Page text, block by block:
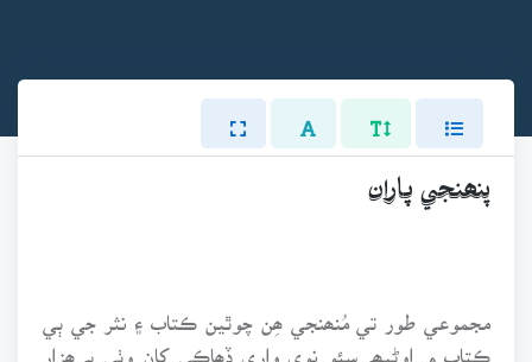
پنھنجي پاران
مجموعي طور تي مُنھنجي ھِن چوٿين ڪتاب ۽ نثر جي ٻي
ڪتاب ۾ اوڻيھہ سئو نوي واري ڏھاڪي کان وٺي ٻہ ھزار